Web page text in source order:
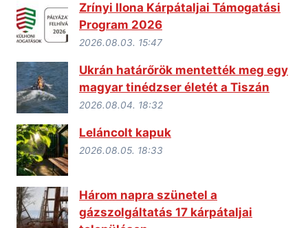
Zrínyi Ilona Kárpátaljai Támogatási
Program 2026
2026.08.03. 15:47
Ukrán határőrök mentették meg egy
magyar tinédzser életét a Tiszán
2026.08.04. 18:32
Leláncolt kapuk
2026.08.05. 18:33
Három napra szünetel a
gázszolgáltatás 17 kárpátaljai